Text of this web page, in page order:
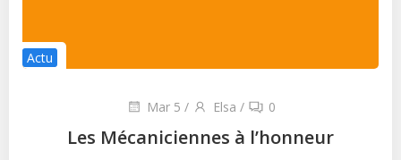
Actu
Mar 5 / Elsa / 0
Les Mécaniciennes à l’honneur